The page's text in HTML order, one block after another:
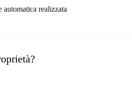
automatica realizzata